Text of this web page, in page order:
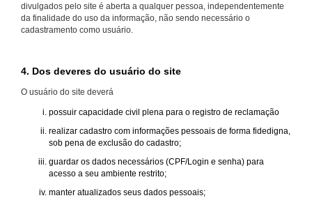
divulgados pelo site é aberta a qualquer pessoa, independentemente
da finalidade do uso da informação, não sendo necessário o
cadastramento como usuário.
4. Dos deveres do usuário do site
O usuário do site deverá
possuir capacidade civil plena para o registro de reclamação
realizar cadastro com informações pessoais de forma fidedigna,
sob pena de exclusão do cadastro;
guardar os dados necessários (CPF/Login e senha) para
acesso a seu ambiente restrito;
manter atualizados seus dados pessoais;